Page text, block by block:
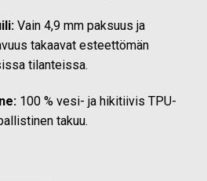
Vain 4,9 mm paksuus ja
takaavat esteettömän
tilanteissa.
100 % vesi- ja hikitiivis TPU-
takuu.